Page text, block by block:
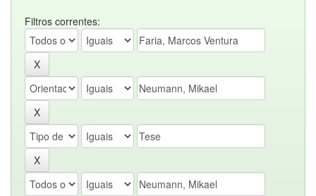
Filtros correntes: